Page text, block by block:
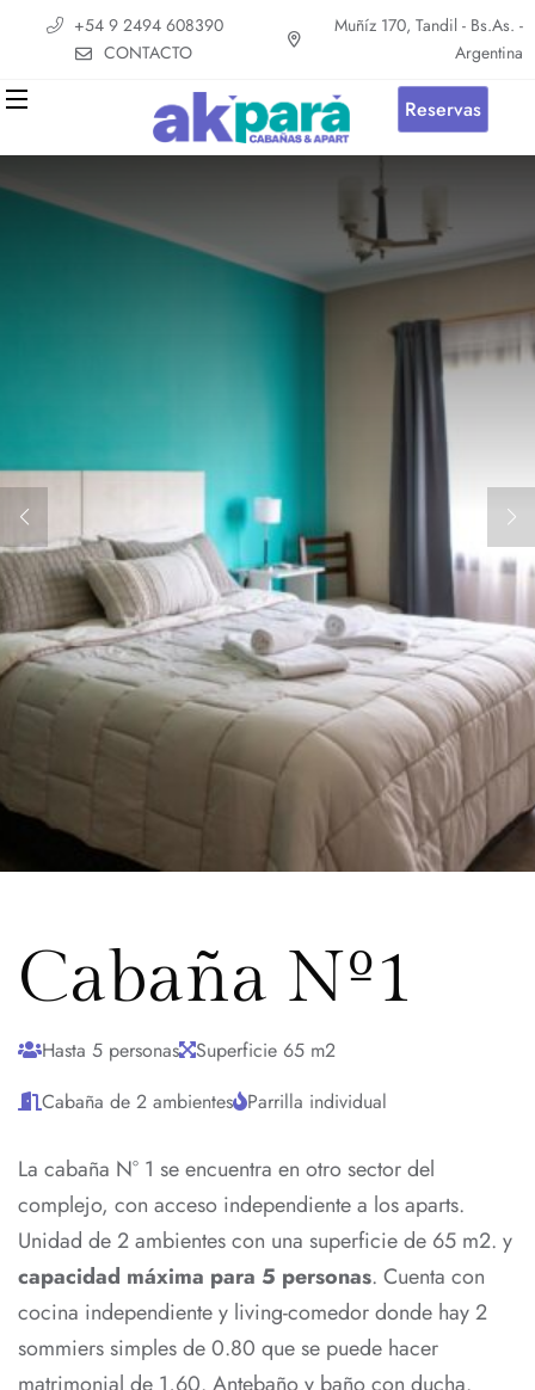
+54 9 2494 608390
CONTACTO
Muñíz 170, Tandil - Bs.As. -
Argentina
Reservas
Cabaña Nº1
Hasta 5 personas
Superficie 65 m2
Cabaña de 2 ambientes Parrilla individual
La cabaña N° 1 se encuentra en otro sector del
complejo, con acceso independiente a los aparts.
Unidad de 2 ambientes con una superficie de 65 m2. y
capacidad máxima para 5 personas. Cuenta con
cocina independiente y living-comedor donde hay 2
sommiers simples de 0.80 que se puede hacer